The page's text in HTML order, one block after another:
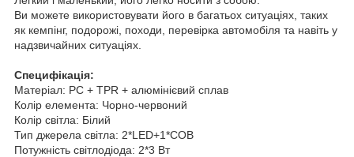
Ви можете використовувати його в багатьох ситуаціях, таких
як кемпінг, подорожі, походи, перевірка автомобіля та навіть у
надзвичайних ситуаціях.
Специфікація:
Матеріал: PC + TPR + алюмінієвий сплав
Колір елемента: Чорно-червоний
Колір світла: Білий
Тип джерела світла: 2*LED+1*COB
Потужність світлодіода: 2*3 Вт